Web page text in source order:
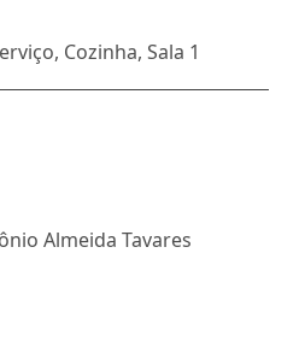
Cozinha, Sala 1
Almeida Tavares